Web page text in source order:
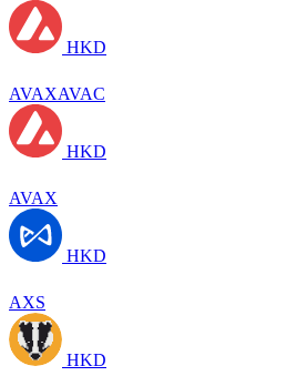
HKD
AVAXAVAC
HKD
AVAX
HKD
AXS
HKD